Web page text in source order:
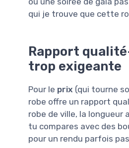
qui je trouve que cette
Rapport
trop exigeante
Pour le prix (qui tourne
robe offre un rapport
robe de ville, la
tu compares avec des
pour un rendu parfois